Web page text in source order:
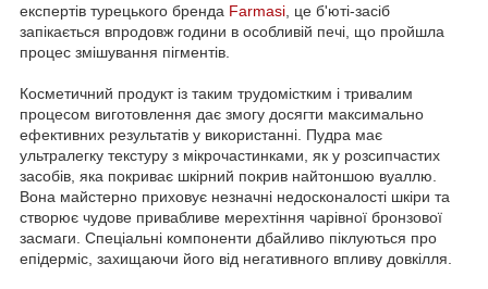
експертів турецького бренда Farmasi , це б'юті-засіб
запікається впродовж години в особливій печі, що пройшла
процес змішування пігментів.
Косметичний продукт із таким трудомістким і тривалим
процесом виготовлення дає змогу досягти максимально
ефективних результатів у використанні. Пудра має
ультралегку текстуру з мікрочастинками, як у розсипчастих
засобів, яка покриває шкірний покрив найтоншою вуаллю.
Вона майстерно приховує незначні недосконалості шкіри та
створює чудове привабливе мерехтіння чарівної бронзової
засмаги. Спеціальні компоненти дбайливо піклуються про
епідерміс, захищаючи його від негативного впливу довкілля.